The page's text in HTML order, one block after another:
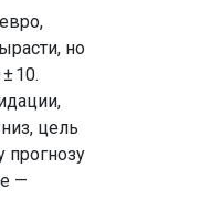
но
10.
цель
прогнозу
—